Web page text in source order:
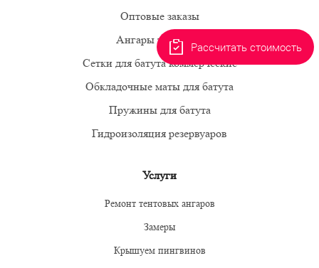
Оптовые заказы
Ангары тентовые
Сетки для батута коммерческие
Обкладочные маты для батута
Пружины для батута
Гидроизоляция резервуаров
Услуги
Ремонт тентовых ангаров
Замеры
Крышуем пингвинов
Рассчитать стоимость